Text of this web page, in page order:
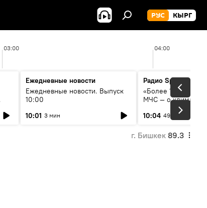
РУС КЫРГ
03:00 04:00
Ежедневные новости
Ежедневные новости. Выпуск
10:00
10:01 3 мин
Радио Sputnik
«Более 1200 сёл в
МЧС — о климате,
системе
населения
10:04 49 мин
г. Бишкек 89.3